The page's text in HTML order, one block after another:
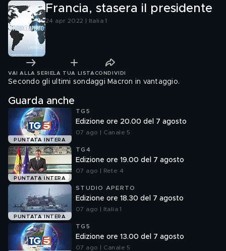
Francia, stasera il presidente
24 apr 2022 | Italia 1
VAI ALLA SERIE LA TUA LISTA CONDIVIDI
Secondo gli ultimi sondaggi Macron in vantaggio.
Guarda anche
PUNTATA INTERA
TG5
Edizione ore 20.00 del 7 agosto
07 ago | Canale 5
PUNTATA INTERA
TG4
Edizione ore 19.00 del 7 agosto
07 ago | Rete 4
PUNTATA INTERA
STUDIO APERTO
Edizione ore 18.30 del 7 agosto
07 ago | Italia 1
TG5
Edizione ore 13.00 del 7 agosto
07 ago | Canale 5